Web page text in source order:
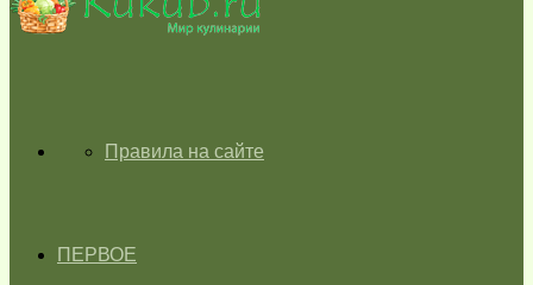
skin
ГЛАВНАЯПравила на сайте
ПЕРВОЕ